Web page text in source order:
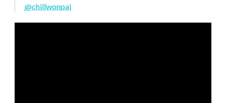
@chillwonpai